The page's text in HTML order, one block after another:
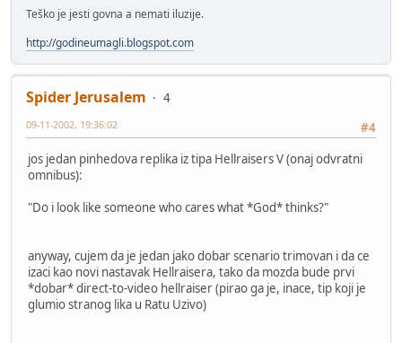
Teško je jesti govna a nemati iluzije.
http://godineumagli.blogspot.com
Spider Jerusalem
4
#4
09-11-2002, 19:36:02
jos jedan pinhedova replika iz tipa Hellraisers V (onaj odvratni
omnibus):
"Do i look like someone who cares what *God* thinks?"
anyway, cujem da je jedan jako dobar scenario trimovan i da ce
izaci kao novi nastavak Hellraisera, tako da mozda bude prvi
*dobar* direct-to-video hellraiser (pirao ga je, inace, tip koji je
glumio stranog lika u Ratu Uzivo)